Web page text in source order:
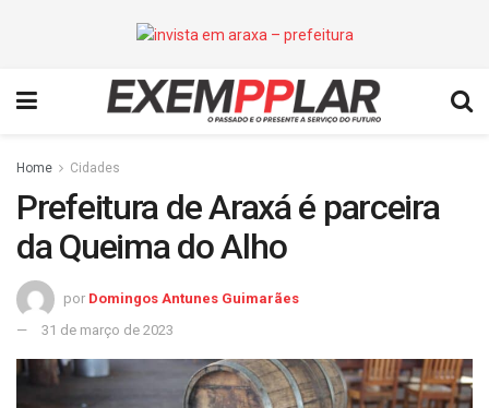
Home Cidades
Prefeitura de Araxá é parceira
da Queima do Alho
por Domingos Antunes Guimarães
31 de março de 2023